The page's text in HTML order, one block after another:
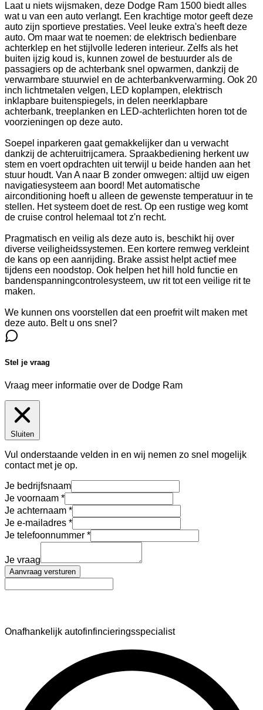
Laat u niets wijsmaken, deze Dodge Ram 1500 biedt alles
wat u van een auto verlangt. Een krachtige motor geeft deze
auto zijn sportieve prestaties. Veel leuke extra's heeft deze
auto. Om maar wat te noemen: de elektrisch bedienbare
achterklep en het stijlvolle lederen interieur. Zelfs als het
buiten ijzig koud is, kunnen zowel de bestuurder als de
passagiers op de achterbank snel opwarmen, dankzij de
verwarmbare stuurwiel en de achterbankverwarming. Ook 20
inch lichtmetalen velgen, LED koplampen, elektrisch
inklapbare buitenspiegels, in delen neerklapbare
achterbank, treeplanken en LED-achterlichten horen tot de
voorzieningen op deze auto.
Soepel inparkeren gaat gemakkelijker dan u verwacht
dankzij de achteruitrijcamera. Spraakbediening herkent uw
stem en voert opdrachten uit terwijl u beide handen aan het
stuur houdt. Van A naar B zonder omwegen: altijd uw eigen
navigatiesysteem aan boord! Met automatische
airconditioning hoeft u alleen de gewenste temperatuur in te
stellen. Het systeem doet de rest. Op een rustige weg komt
de cruise control helemaal tot z'n recht.
Pragmatisch en veilig als deze auto is, beschikt hij over
diverse veiligheidssystemen. Een kortere remweg verkleint
de kans op een aanrijding. Brake assist helpt actief mee
tijdens een noodstop. Ook helpen het hill hold functie en
bandenspanningcontrolesysteem, uw rit tot een veilige rit te
maken.
We kunnen ons voorstellen dat een proefrit wilt maken met
deze auto. Belt u ons snel?
Stel je vraag
Vraag meer informatie over de Dodge Ram
Sluiten
Vul onderstaande velden in en wij nemen zo snel mogelijk
contact met je op.
Je bedrijfsnaam
Je voornaam
Je achternaam
Je e-mailadres
Je telefoonnummer
Je vraag
Aanvraag versturen
Onafhankelijk autofinfincieringsspecialist